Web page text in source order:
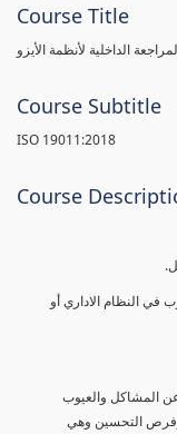
Course Title
الداخلية لأنظمة الأيزو
Course Subtitle
ISO 19011:2018
Course
النظام الاداري أو
المشاكل والعيوب
وفرص التحسين وهي